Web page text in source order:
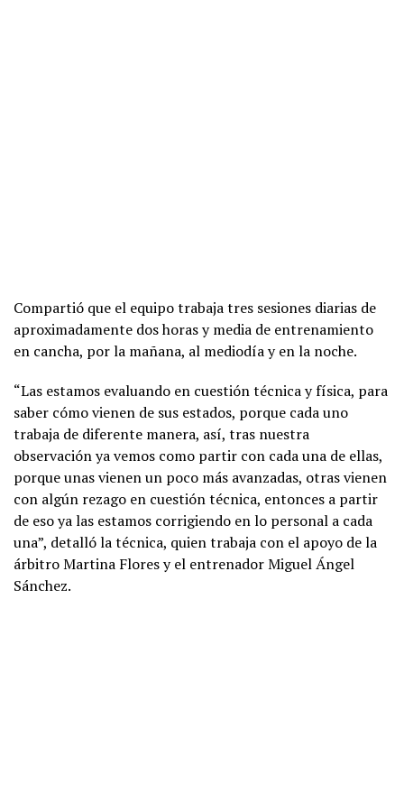
Compartió que el equipo trabaja tres sesiones diarias de
aproximadamente dos horas y media de entrenamiento
en cancha, por la mañana, al mediodía y en la noche.
“Las estamos evaluando en cuestión técnica y física, para
saber cómo vienen de sus estados, porque cada uno
trabaja de diferente manera, así, tras nuestra
observación ya vemos como partir con cada una de ellas,
porque unas vienen un poco más avanzadas, otras vienen
con algún rezago en cuestión técnica, entonces a partir
de eso ya las estamos corrigiendo en lo personal a cada
una”, detalló la técnica, quien trabaja con el apoyo de la
árbitro Martina Flores y el entrenador Miguel Ángel
Sánchez.